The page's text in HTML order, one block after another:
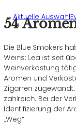
Aktuelle Auswahl
54
Die Blue Smokers
Weins: Lea ist seit
Weinverkostung
Aromen und
Zigarren
zahlreich. Bei der
Identifizierung der
„Weg“.